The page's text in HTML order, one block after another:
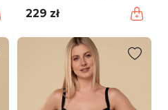
229 zł